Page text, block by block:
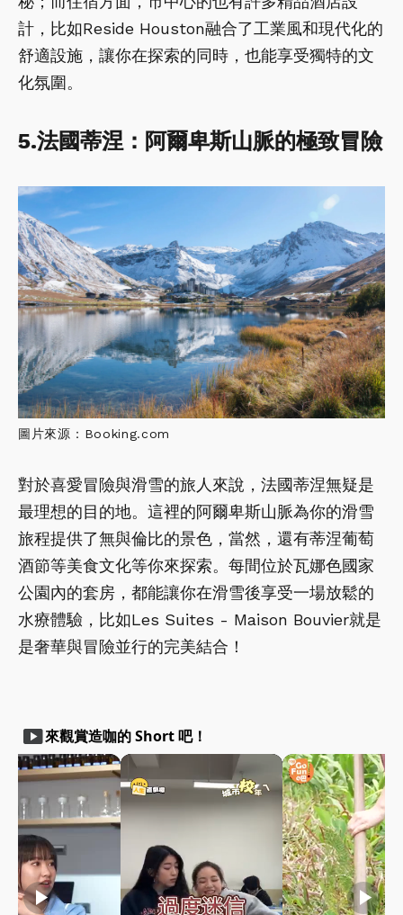
計，比如Reside Houston融合了工業風和現代化的
舒適設施，讓你在探索的同時，也能享受獨特的文
化氛圍。
5.法國蒂涅：阿爾卑斯山脈的極致冒險
圖片來源：Booking.com
對於喜愛冒險與滑雪的旅人來說，法國蒂涅無疑是
最理想的目的地。這裡的阿爾卑斯山脈為你的滑雪
旅程提供了無與倫比的景色，當然，還有蒂涅葡萄
酒節等美食文化等你來探索。每間位於瓦娜色國家
公園內的套房，都能讓你在滑雪後享受一場放鬆的
水療體驗，比如Les Suites - Maison Bouvier就是
是奢華與冒險並行的完美結合！
smart_display來觀賞造咖的 Short 吧！
play_arrow play_arrow play_arrow